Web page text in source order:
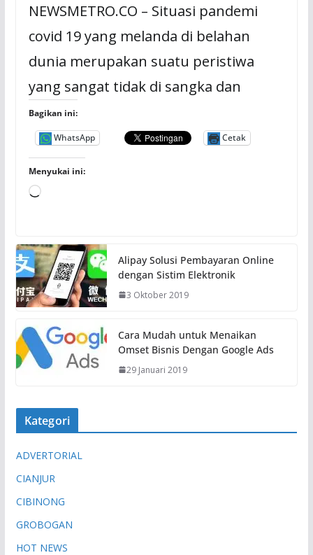
NEWSMETRO.CO – Situasi pandemi
covid 19 yang melanda di belahan
dunia merupakan suatu peristiwa
yang sangat tidak di sangka dan
Bagikan ini:
WhatsApp Cetak
Menyukai ini:
M
u
a
t
.
Alipay Solusi Pembayaran Online
dengan Sistim Elektronik
3 Oktober 2019
Cara Mudah untuk Menaikan
Omset Bisnis Dengan Google Ads
29 Januari 2019
Kategori
ADVERTORIAL
CIANJUR
CIBINONG
GROBOGAN
HOT NEWS